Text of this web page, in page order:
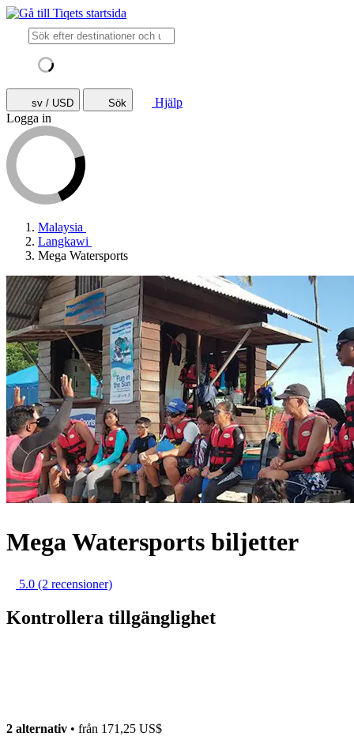
sv / USD Sök
Hjälp
Logga in
Malaysia
Langkawi
Mega Watersports
Mega Watersports biljetter
5.0 (2 recensioner)
Kontrollera tillgänglighet
2 alternativ • från 171,25 US$